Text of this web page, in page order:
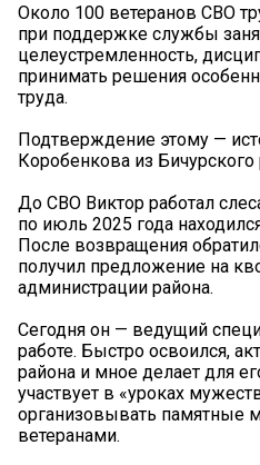
Около 100 ветеранов СВО
при поддержке службы
целеустремленность,
принимать решения
труда.
Подтверждение этому —
Коробенкова из Бичурского
До СВО Виктор работал
по июль 2025 года
После возвращения
получил предложение на
администрации района.
Сегодня он — ведущий
работе. Быстро освоился,
района и мное делает для
участвует в «уроках
организовывать памятные
ветеранами.